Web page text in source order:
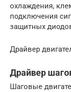
охлаждения,
подключения
защитных
Драйвер
Драйвер
Шаговые